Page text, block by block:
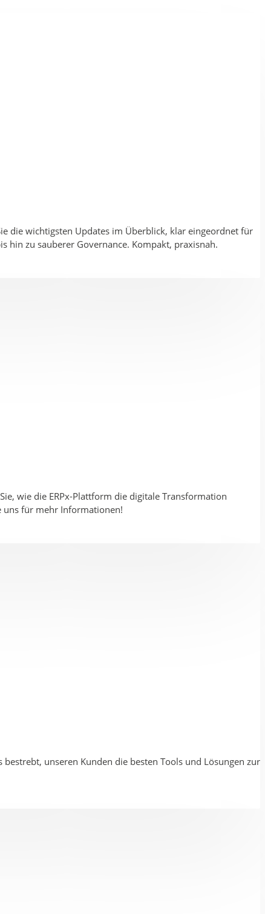
die wichtigsten Updates im Überblick, klar eingeordnet für
hin zu sauberer Governance. Kompakt, praxisnah.
wie die ERPx-Plattform die digitale Transformation
uns für mehr Informationen!
unseren Kunden die besten Tools und Lösungen zur